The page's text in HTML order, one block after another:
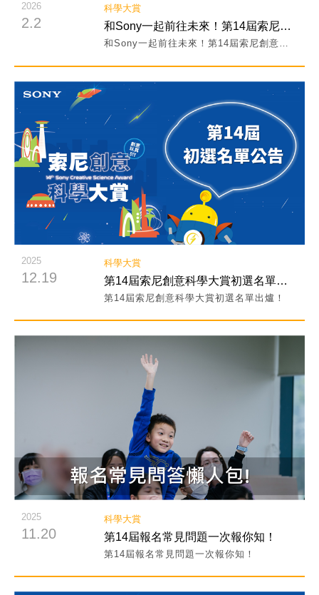
2026
2.2
科學大賞
和Sony一起前往未來！第14屆索尼創意科學大賞「未來玩具」創作ING！
和Sony一起前往未來！第14屆索尼創意科學大賞「未來玩具」創作ING！
閱讀詳細內容
2025
12.19
科學大賞
第14屆索尼創意科學大賞初選名單出爐！
第14屆索尼創意科學大賞初選名單出爐！
2025
11.20
科學大賞
第14屆報名常見問題一次報你知！
第14屆報名常見問題一次報你知！